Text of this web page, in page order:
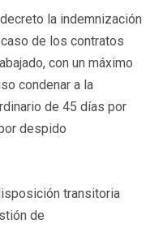
la indemnización
de los contratos
con un máximo
condenar a la
de 45 días por
despido
transitoria
de